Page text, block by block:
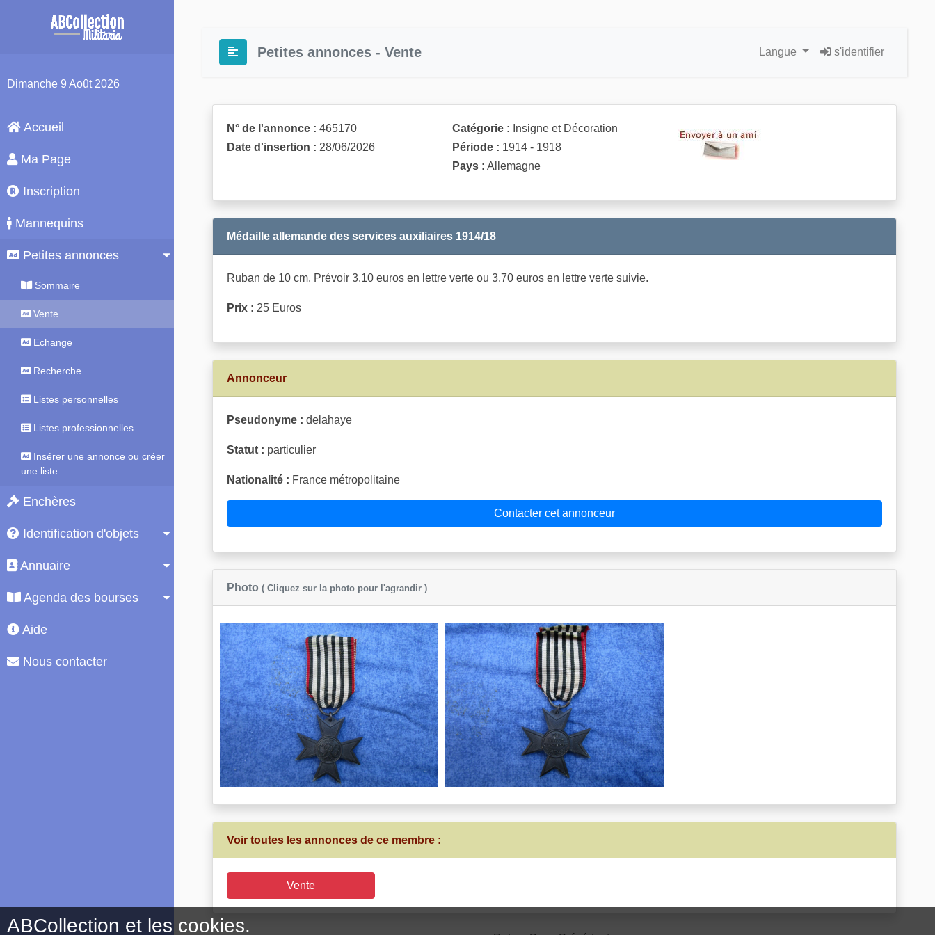
Dimanche 9 Août 2026
Accueil
Ma Page
Inscription
Mannequins
Petites annonces
Sommaire
Vente
Echange
Recherche
Listes personnelles
Listes professionnelles
Insérer une annonce ou créer
une liste
Enchères
Identification d'objets
Annuaire
Agenda des bourses
Aide
Nous contacter
Petites annonces - Vente Langue s'identifier
N° de l'annonce : 465170
Date d'insertion : 28/06/2026
Catégorie : Insigne et Décoration
Période : 1914 - 1918
Pays : Allemagne
Médaille allemande des services auxiliaires 1914/18
Ruban de 10 cm. Prévoir 3.10 euros en lettre verte ou 3.70 euros en lettre verte suivie.
Prix : 25 Euros
Annonceur
Pseudonyme : delahaye
Statut : particulier
Nationalité : France métropolitaine
Contacter cet annonceur
Photo ( Cliquez sur la photo pour l'agrandir )
Voir toutes les annonces de ce membre :
Vente
ABCollection et les cookies.